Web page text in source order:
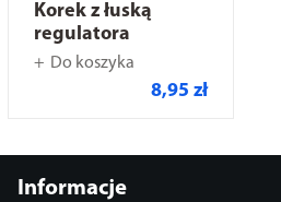
Korek z łuską
regulatora
Do koszyka
8,95 zł
Informacje